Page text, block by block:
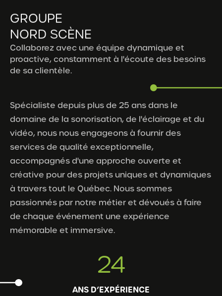
GROUPE
NORD SCÈNE
Collaborez avec une équipe dynamique et
proactive, constamment à l'écoute des besoins
de sa clientèle.
Spécialiste depuis plus de 25 ans dans le
domaine de la sonorisation, de l'éclairage et du
vidéo, nous nous engageons à fournir des
services de qualité exceptionnelle,
accompagnés d'une approche ouverte et
créative pour des projets uniques et dynamiques
à travers tout le Québec. Nous sommes
passionnés par notre métier et dévoués à faire
de chaque événement une expérience
mémorable et immersive.
25
ANS D’EXPÉRIENCE